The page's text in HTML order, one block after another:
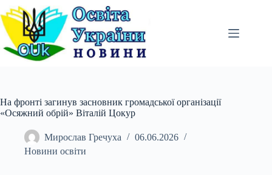
Перейти
до
вмісту
На фронті загинув засновник громадської організації
«Осяжний обрій» Віталій Цокур
Мирослав Гречуха
06.06.2026
Новини освіти